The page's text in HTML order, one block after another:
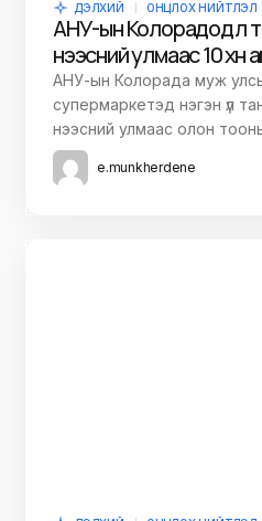
ДЭЛХИЙ ОНЦЛОХ НИЙТЛЭЛ
АНУ-ын Колорадод үл
нээсний улмаас 10
АНУ-ын Колорада муж
супермаркетэд нэгэн үл
нээсний улмаас олон
e.munkherdene